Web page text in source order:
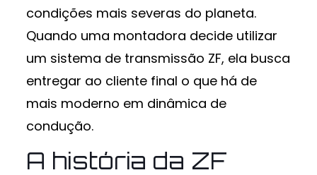
condições mais severas do planeta.
Quando uma montadora decide utilizar
um sistema de transmissão ZF, ela busca
entregar ao cliente final o que há de
mais moderno em dinâmica de
condução.
A história da ZF